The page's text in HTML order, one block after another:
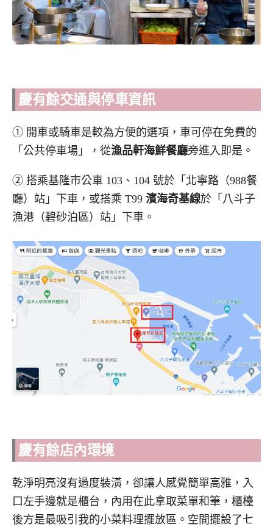
慶有餘交通與停車資訊
① 開車或騎車是較為方便的選項，車可停在免費的
「公共停車場」，從漁品軒海鮮餐廳旁進入即是。
② 搭乘基隆市公車 103、104 號於「北寧路（988餐
廳）站」下車，或搭乘 T99 濱海奇基線於「八斗子
漁港（碧砂泊區）站」下車。
慶有餘店內環境
乾淨明亮沒有過度裝潢，卻讓人感覺簡單高雅，入
口左手邊就是櫃台，內用在此拿取菜單和筆，櫃檯
後方是最吸引我的小菜料理擺放區。空間擺設了七